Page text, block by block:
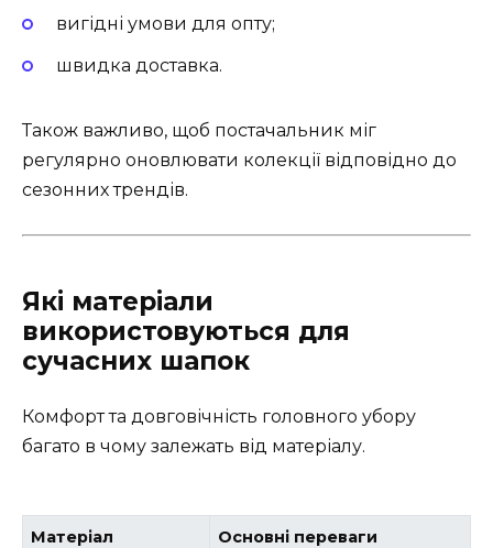
вигідні умови для опту;
швидка доставка.
Також важливо, щоб постачальник міг
регулярно оновлювати колекції відповідно до
сезонних трендів.
Які матеріали
використовуються для
сучасних шапок
Комфорт та довговічність головного убору
багато в чому залежать від матеріалу.
Матеріал Основні переваги